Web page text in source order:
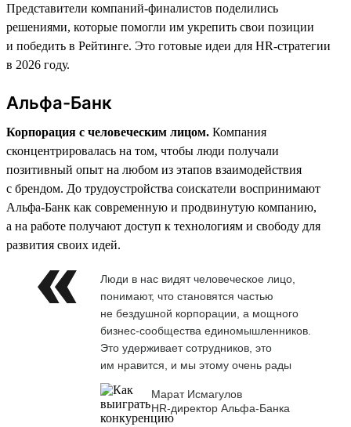
Представители компаний-финалистов поделились
решениями, которые помогли им укрепить свои позиции
и победить в Рейтинге. Это готовые идеи для HR-стратегии
в 2026 году.
Альфа-Банк
Корпорация с человеческим лицом. Компания
сконцентрировалась на том, чтобы люди получали
позитивный опыт на любом из этапов взаимодействия
с брендом. До трудоустройства соискатели воспринимают
Альфа-Банк как современную и продвинутую компанию,
а на работе получают доступ к технологиям и свободу для
развития своих идей.
Люди в нас видят человеческое лицо,
понимают, что становятся частью
не бездушной корпорации, а мощного
бизнес-сообщества единомышленников.
Это удерживает сотрудников, это
им нравится, и мы этому очень рады
Марат Исмагулов
HR-директор Альфа-Банка